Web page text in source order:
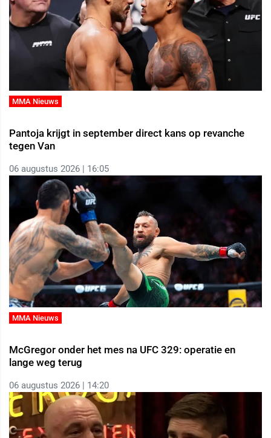
MMA Nieuws
Pantoja krijgt in september direct kans op revanche
tegen Van
06 augustus 2026 | 16:05
MMA Nieuws
McGregor onder het mes na UFC 329: operatie en
lange weg terug
06 augustus 2026 | 14:20